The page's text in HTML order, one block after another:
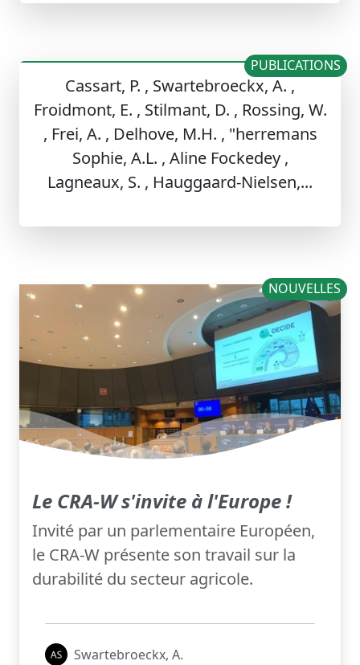
Cassart, P. , Swartebroeckx, A. ,
Froidmont, E. , Stilmant, D. , Rossing, W.
, Frei, A. , Delhove, M.H. , "herremans
Sophie, A.L. , Aline Fockedey ,
Lagneaux, S. , Hauggaard-Nielsen,...
PUBLICATIONS
NOUVELLES
Le CRA-W s'invite à l'Europe !
Invité par un parlementaire Européen,
le CRA-W présente son travail sur la
durabilité du secteur agricole.
Swartebroeckx, A.